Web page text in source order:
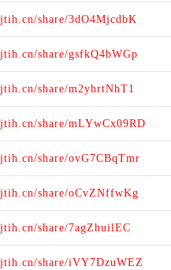
share/3dO4MjcdbK
share/gsfkQ4bWGp
share/m2yhrtNhT1
share/mLYwCx09RD
share/ovG7CBqTmr
share/oCvZNffwKg
share/7agZhuilEC
share/iVY7DzuWEZ